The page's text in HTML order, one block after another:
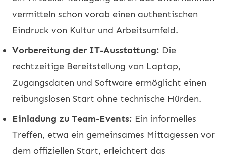
vermitteln schon vorab einen authentischen
Eindruck von Kultur und Arbeitsumfeld.
Vorbereitung der IT-Ausstattung: Die
rechtzeitige Bereitstellung von Laptop,
Zugangsdaten und Software ermöglicht einen
reibungslosen Start ohne technische Hürden.
Einladung zu Team-Events: Ein informelles
Treffen, etwa ein gemeinsames Mittagessen vor
dem offiziellen Start, erleichtert das